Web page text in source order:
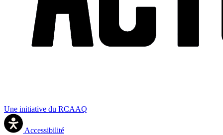
Une initiative du RCAAQ
Accessibilité